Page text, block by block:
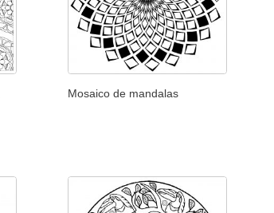
Mosaico de mandalas